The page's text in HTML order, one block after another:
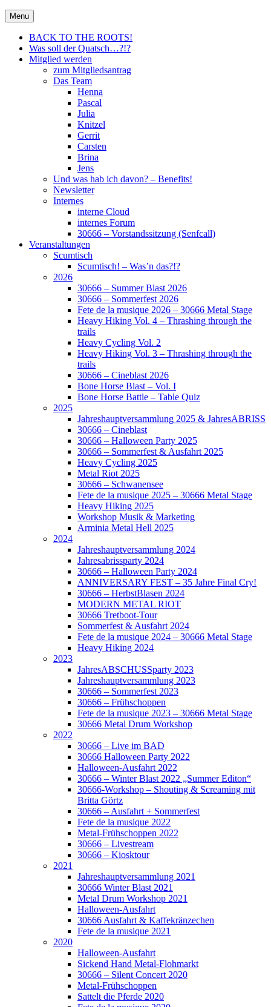
Skip
to
content
30666 – City Of Metal e.V.
Metal für Hannover \m/
Menu
BACK TO THE ROOTS!
Was soll der Quatsch…?!?
Mitglied werden
zum Mitgliedsantrag
Das Team
Henna
Pascal
Julia
Knitzel
Gerrit
Carsten
Brina
Jens
Und was hab ich davon? – Benefits!
Newsletter
Internes
interne Cloud
internes Forum
30666 – Vorstandssitzung (Senfcall)
Veranstaltungen
Scumtisch
Scumtisch! – Was’n das?!?
2026
30666 – Summer Blast 2026
30666 – Sommerfest 2026
Fete de la musique 2026 – 30666 Metal Stage
Heavy Hiking Vol. 4 – Thrashing through the
trails
Heavy Cycling Vol. 2
Heavy Hiking Vol. 3 – Thrashing through the
trails
30666 – Cineblast 2026
Bone Horse Blast – Vol. I
Bone Horse Battle – Table Quiz
2025
Jahreshauptversammlung 2025 & JahresABRISS
30666 – Cineblast
30666 – Halloween Party 2025
30666 – Sommerfest & Ausfahrt 2025
Heavy Cycling 2025
Metal Riot 2025
30666 – Schwanensee
Fete de la musique 2025 – 30666 Metal Stage
Heavy Hiking 2025
Workshop Musik & Marketing
Arminia Metal Hell 2025
2024
Jahreshauptversammlung 2024
Jahresabrissparty 2024
30666 – Halloween Party 2024
ANNIVERSARY FEST – 35 Jahre Final Cry!
30666 – HerbstBlasen 2024
MODERN METAL RIOT
30666 Tretboot-Tour
Sommerfest & Ausfahrt 2024
Fete de la musique 2024 – 30666 Metal Stage
Heavy Hiking 2024
2023
JahresABSCHUSSparty 2023
Jahreshauptversammlung 2023
30666 – Sommerfest 2023
30666 – Frühschoppen
Fete de la musique 2023 – 30666 Metal Stage
30666 Metal Drum Workshop
2022
30666 – Live im BAD
30666 Halloween Party 2022
Halloween-Ausfahrt 2022
30666 – Winter Blast 2022 „Summer Editon“
30666-Workshop – Shouting & Screaming mit
Britta Görtz
30666 – Ausfahrt + Sommerfest
Fete de la musique 2022
Metal-Frühschoppen 2022
30666 – Livestream
30666 – Kiosktour
2021
Jahreshauptversammlung 2021
30666 Winter Blast 2021
Metal Drum Workshop 2021
Halloween-Ausfahrt
30666 Ausfahrt & Kaffekränzechen
Fete de la musique 2021
2020
Halloween-Ausfahrt
Sickend Hand Metal-Flohmarkt
30666 – Silent Concert 2020
Metal-Frühschoppen
Sattelt die Pferde 2020